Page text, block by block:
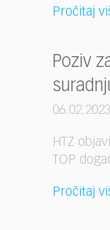
Pročitaj
Poziv
06.02.2023
HTZ
TOP
Pročitaj